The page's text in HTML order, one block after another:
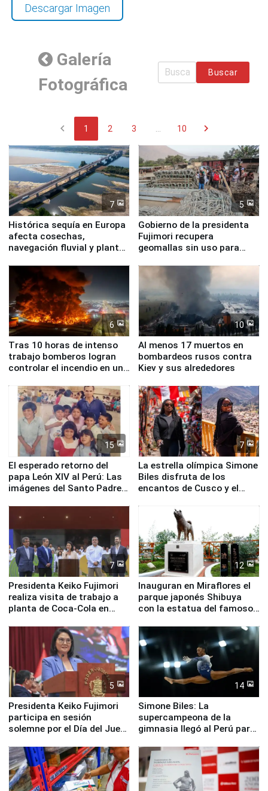
Descargar Imagen
Galería
Fotográfica
Buscar
chevron_left 1 2 3 10 chevron_right
7
Histórica sequía en Europa
afecta cosechas,
navegación fluvial y plantas
5
Gobierno de la presidenta
Fujimori recupera
geomallas sin uso para
Fenómeno El Niño
6
Tras 10 horas de intenso
trabajo bomberos logran
controlar el incendio en una
de Chile
10
Al menos 17 muertos en
bombardeos rusos contra
Kiev y sus alrededores
15
El esperado retorno del
papa León XIV al Perú: Las
imágenes del Santo Padre
7
La estrella olímpica Simone
Biles disfruta de los
encantos de Cusco y el
7
Presidenta Keiko Fujimori
realiza visita de trabajo a
planta de Coca-Cola en
12
Inauguran en Miraflores el
parque japonés Shibuya
con la estatua del famoso
5
Presidenta Keiko Fujimori
participa en sesión
solemne por el Día del Juez
14
Simone Biles: La
supercampeona de la
gimnasia llegó al Perú para
Panamericanos Lima 2027